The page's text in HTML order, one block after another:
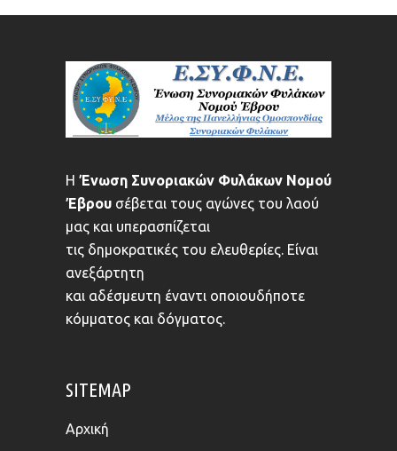
Η Ένωση Συνοριακών Φυλάκων Νομού
Έβρου σέβεται τους αγώνες του λαού
μας και υπερασπίζεται
τις δημοκρατικές του ελευθερίες. Είναι
ανεξάρτητη
και αδέσμευτη έναντι οποιουδήποτε
κόμματος και δόγματος.
SITEMAP
Αρχική